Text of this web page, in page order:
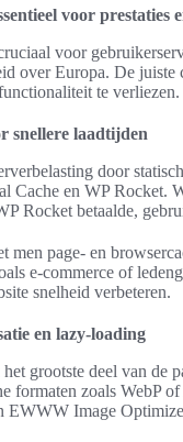
voor prestaties
voor
over Europa. De
te verliezen.
snellere laadtijden
door
Cache en WP Rocket.
Rocket betaalde,
men page- en
e-commerce of
snelheid verbeteren.
en lazy-loading
grootste deel van de
formaten zoals WebP
EWWW Image